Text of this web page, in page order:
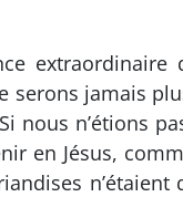
serons jamais
nous n’étions
en Jésus,